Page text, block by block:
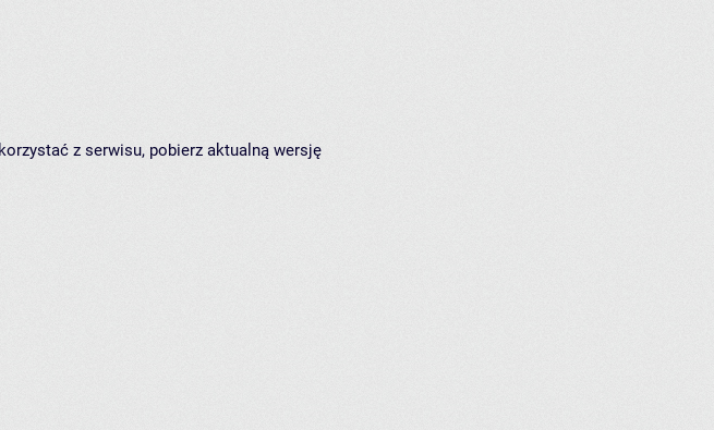
z serwisu, pobierz aktualną wersję